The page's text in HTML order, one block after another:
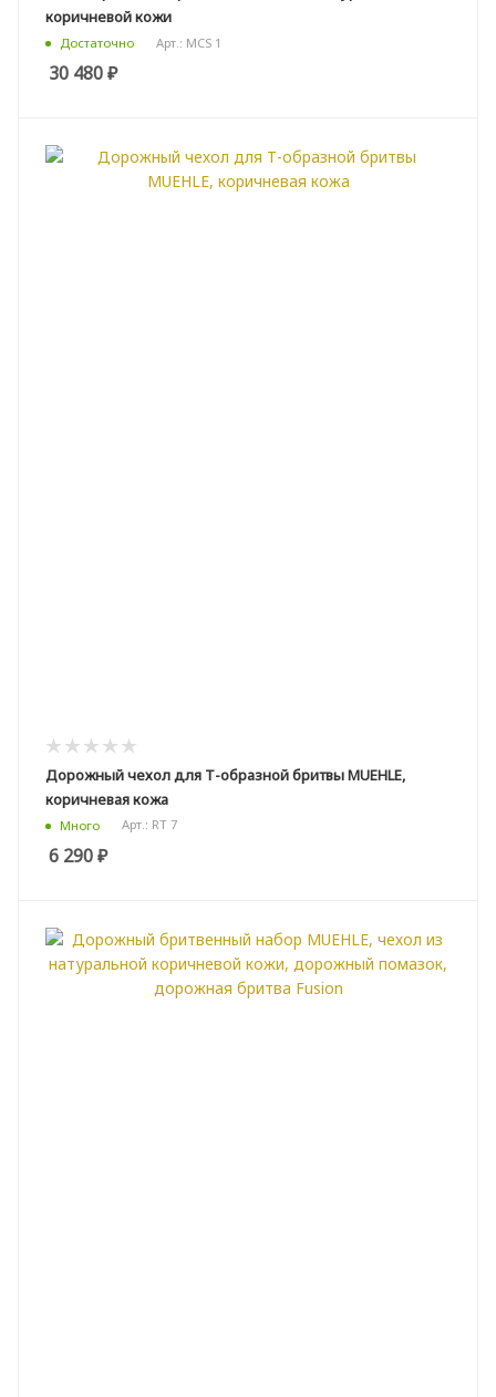
коричневой кожи
Достаточно Арт.: MCS 1
30 480₽
Дорожный чехол для Т-образной бритвы MUEHLE,
коричневая кожа
Много Арт.: RT 7
6 290₽